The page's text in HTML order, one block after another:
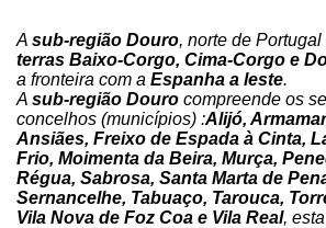
A sub-região Douro, norte de
terras Baixo-Corgo, Cima-Corgo e
a fronteira com a Espanha a leste.
A sub-região Douro compreende os
concelhos (municípios) :Alijó,
Ansiães, Freixo de Espada à Cinta,
Frio, Moimenta da Beira, Murça,
Régua, Sabrosa, Santa Marta de
Sernancelhe, Tabuaço, Tarouca,
Vila Nova de Foz Coa e Vila Real,